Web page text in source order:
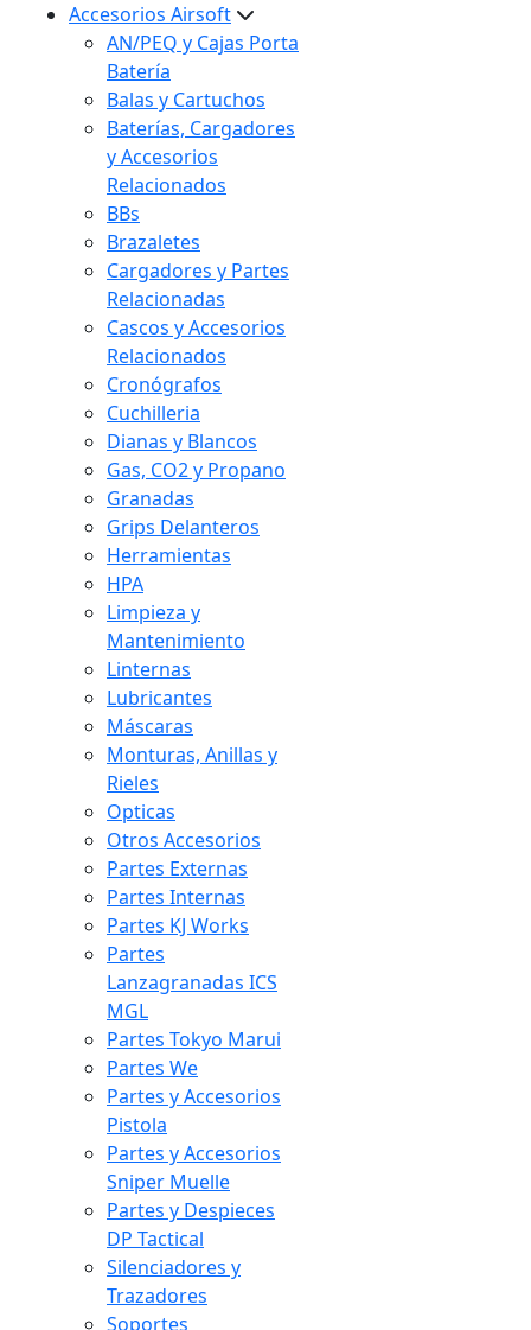
Accesorios Airsoft
AN/PEQ y Cajas Porta
Batería
Balas y Cartuchos
Baterías, Cargadores
y Accesorios
Relacionados
BBs
Brazaletes
Cargadores y Partes
Relacionadas
Cascos y Accesorios
Relacionados
Cronógrafos
Cuchilleria
Dianas y Blancos
Gas, CO2 y Propano
Granadas
Grips Delanteros
Herramientas
HPA
Limpieza y
Mantenimiento
Linternas
Lubricantes
Máscaras
Monturas, Anillas y
Rieles
Opticas
Otros Accesorios
Partes Externas
Partes Internas
Partes KJ Works
Partes
Lanzagranadas ICS
MGL
Partes Tokyo Marui
Partes We
Partes y Accesorios
Pistola
Partes y Accesorios
Sniper Muelle
Partes y Despieces
DP Tactical
Silenciadores y
Trazadores
Soportes